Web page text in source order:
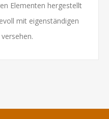
Elementen hergestellt
mit eigenständigen